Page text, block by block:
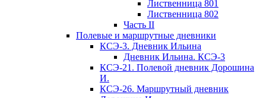
Лиственница 801
Лиственница 802
Часть II
Полевые и маршрутные дневники
КСЭ-3. Дневник Ильина
Дневник Ильина. КСЭ-3
КСЭ-21. Полевой дневник Дорошина
И.
КСЭ-26. Маршрутный дневник